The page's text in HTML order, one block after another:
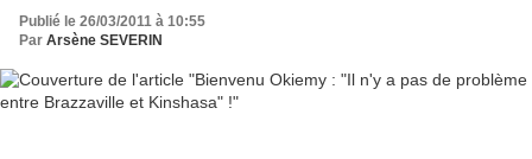
Publié le 26/03/2011 à 10:55
Par Arsène SEVERIN